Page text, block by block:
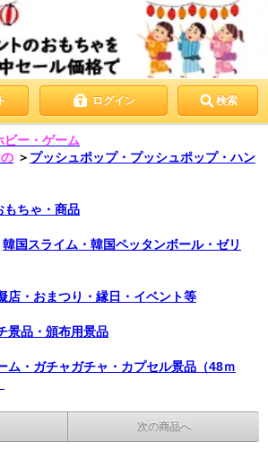
ログイン 検索
ビー・ゲーム
＞ プッシュポップ・プッシュポップ・ハン
もちゃ・商品
韓国スライム・韓国ペッタンボール・ゼリ
店・おまつり・縁日・イベント等
景品・頒布用景品
ム・ガチャガチャ・カプセル景品（48ｍ
次の商品へ